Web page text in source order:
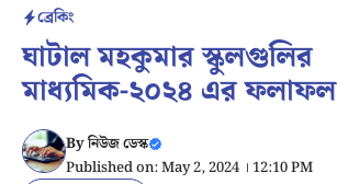
ব্রেকিং
ঘাটাল মহকুমার স্কুলগুলির
মাধ্যমিক-২০২৪ এর ফলাফল
Byনিউজ ডেস্ক
Published on: May 2, 2024 । 12:10 PM